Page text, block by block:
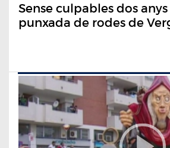
Sense culpables dos
punxada de rodes de